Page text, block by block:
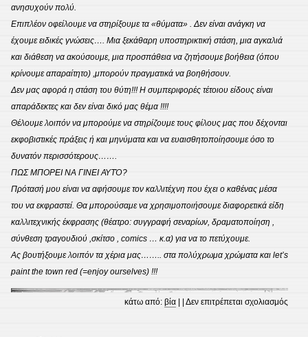
ανησυχούν πολύ.
Επιπλέον οφείλουμε να στηρίξουμε τα «θύματα» . Δεν είναι ανάγκη να
έχουμε ειδικές γνώσεις…. Μια ξεκάθαρη υποστηρικτική στάση, μια αγκαλιά
και διάθεση να ακούσουμε, μια προσπάθεια να ζητήσουμε βοήθεια (όπου
κρίνουμε απαραίτητο) ,μπορούν πραγματικά να βοηθήσουν.
Δεν μας αφορά η στάση του θύτη!!! Η συμπεριφορές τέτοιου είδους είναι
απαράδεκτες και δεν είναι δικό μας θέμα !!!!
Θέλουμε λοιπόν να μπορούμε να στηρίζουμε τους φίλους μας που δέχονται
εκφοβιστικές πράξεις ή και μηνύματα και να ευαισθητοποίησουμε όσο το
δυνατόν περισσότερους…….
ΠΩΣ ΜΠΟΡΕΙ ΝΑ ΓΙΝΕΙ ΑΥΤΌ?
Πρότασή μου είναι να αφήσουμε τον καλλιτέχνη που έχει ο καθένας μέσα
του να εκφραστεί. Θα μπορούσαμε να χρησιμοποιήσουμε διαφορετικά είδη
καλλιτεχνικής έκφρασης (θέατρο: συγγραφή σεναρίων, δραματοποίηση ,
σύνθεση τραγουδιού ,σκίτσο , comics … κ.α) για να το πετύχουμε.
Ας βουτήξουμε λοιπόν τα χέρια μας…….. στα πολύχρωμα χρώματα και let’s
paint the town red (=enjoy ourselves) !!!
κάτω από:βία | |Δεν επιτρέπεται σχολιασμός